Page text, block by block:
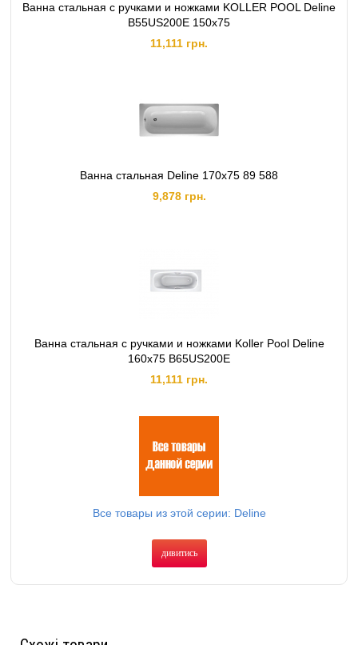
Ванна стальная с ручками и ножками KOLLER POOL Deline
B55US200E 150x75
11,111 грн.
Ванна стальная Deline 170х75 89 588
9,878 грн.
Ванна стальная с ручками и ножками Koller Pool Deline
160х75 B65US200E
11,111 грн.
Все товары из этой серии: Deline
дивитись